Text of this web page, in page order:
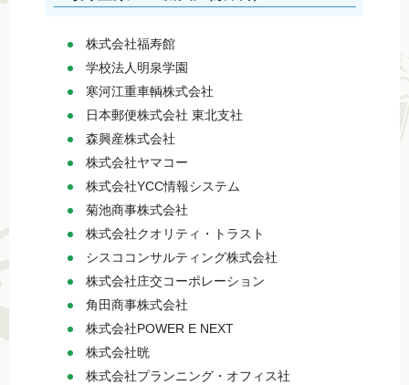
株式会社福寿館
学校法人明泉学園
寒河江重車輌株式会社
日本郵便株式会社 東北支社
森興産株式会社
株式会社ヤマコー
株式会社YCC情報システム
菊池商事株式会社
株式会社クオリティ・トラスト
シスココンサルティング株式会社
株式会社庄交コーポレーション
角田商事株式会社
株式会社POWER E NEXT
株式会社晄
株式会社プランニング・オフィス社